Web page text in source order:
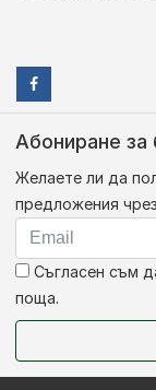
Абониране за
Желаете ли да
предложения
Съгласен съм
поща.